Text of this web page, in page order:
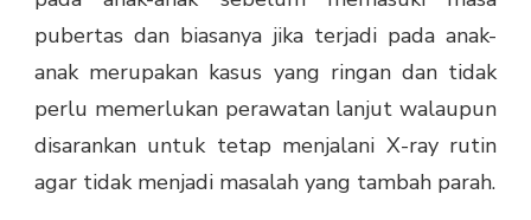
pubertas dan biasanya jika terjadi pada anak-
anak merupakan kasus yang ringan dan tidak
perlu memerlukan perawatan lanjut walaupun
disarankan untuk tetap menjalani X-ray rutin
agar tidak menjadi masalah yang tambah parah.